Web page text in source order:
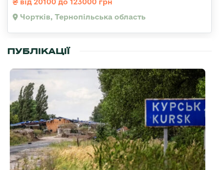
від 20100 до 123000 грн
Чортків, Тернопільська область
ПУБЛІКАЦІЇ